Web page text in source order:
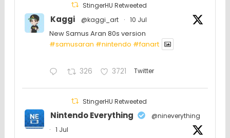
StingerHU Retweeted
Kaggi @kaggi_art · 10 Jul
New Samus Aran 80s version
#samusaran #nintendo #fanartㅤㅤㅤㅤ
326 3721 Twitter
StingerHU Retweeted
Nintendo Everything
@nineverything
·
1 Jul